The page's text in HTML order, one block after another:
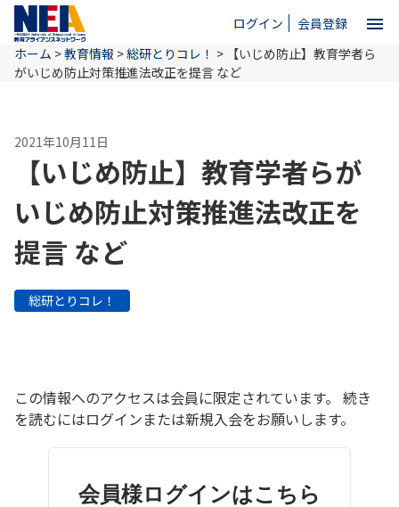
ログイン 会員登録 menu
ホーム
NEAとは
教育情報
お問い合わせ
ホーム >教育情報 >総研とりコレ！ > 【いじめ防止】教育学者ら
がいじめ防止対策推進法改正を提言 など
2021年10月11日
【いじめ防止】教育学者らが
いじめ防止対策推進法改正を
提言 など
総研とりコレ！
この情報へのアクセスは会員に限定されています。 続き
を読むにはログインまたは新規入会をお願いします。
会員様ログインはこちら